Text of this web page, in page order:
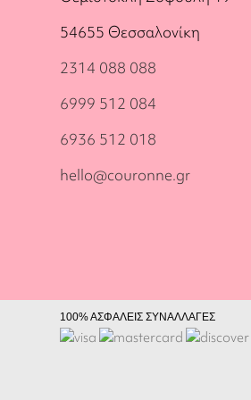
54655 Θεσσαλονίκη
2314 088 088
6999 512 084
6936 512 018
hello@couronne.gr
100% ΑΣΦΑΛΕΙΣ ΣΥΝΑΛΛΑΓΕΣ